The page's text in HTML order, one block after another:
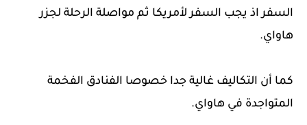
السفر اذ يجب السفر لأمريكا ثم مواصلة الرحلة لجزر
هاواي.
كما أن التكاليف غالية جدا خصوصا الفنادق الفخمة
المتواجدة في هاواي.